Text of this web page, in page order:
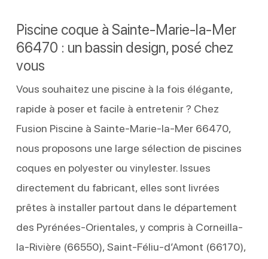
Piscine coque à Sainte-Marie-la-Mer
66470 : un bassin design, posé chez
vous
Vous souhaitez une piscine à la fois élégante,
rapide à poser et facile à entretenir ? Chez
Fusion Piscine à Sainte-Marie-la-Mer 66470,
nous proposons une large sélection de piscines
coques en polyester ou vinylester. Issues
directement du fabricant, elles sont livrées
prêtes à installer partout dans le département
des Pyrénées-Orientales, y compris à Corneilla-
la-Rivière (66550), Saint-Féliu-d’Amont (66170),